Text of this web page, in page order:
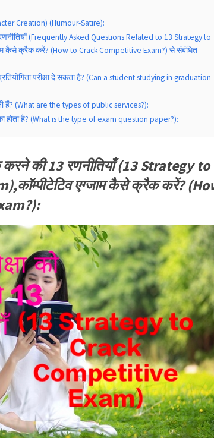
Creation) (Humour-Satire):
रणनीतियाँ (Frequently Asked Questions Related to 13 Strategy to
कैसे क्रैक करें? (How to Crack Competitive Exam?) से संबंधित
परीक्षा दे सकता है? (Can a student studying in graduation
हैं? (What are the types of public services?):
होता है? (What is the type of exam question paper?):
करने की 13 रणनीतियाँ (13 Strategy to
एग्जाम कैसे क्रैक करें?